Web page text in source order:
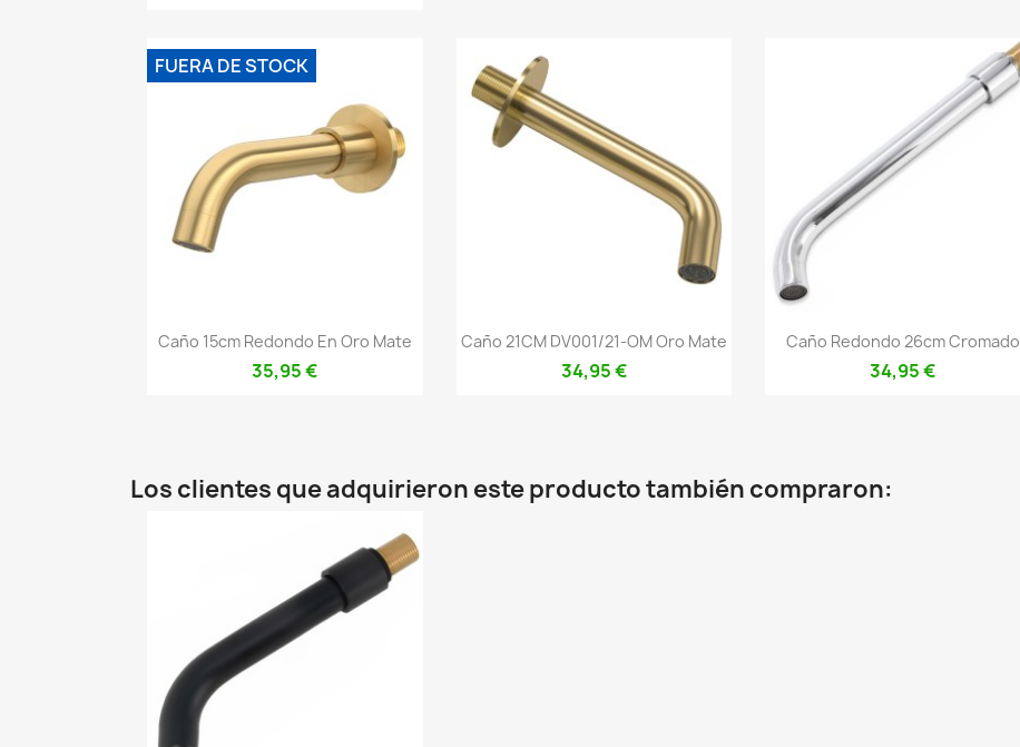
Vista rápida
Caño 15cm Redondo En Oro Mate
35,95 €
FUERA DE STOCK
Vista rápida
Caño 21CM DV001/21-OM Oro Mate
34,95 €
Vista rápida
Caño Redondo 26cm Cromado
34,95 €
Los clientes que adquirieron este producto también compraron: